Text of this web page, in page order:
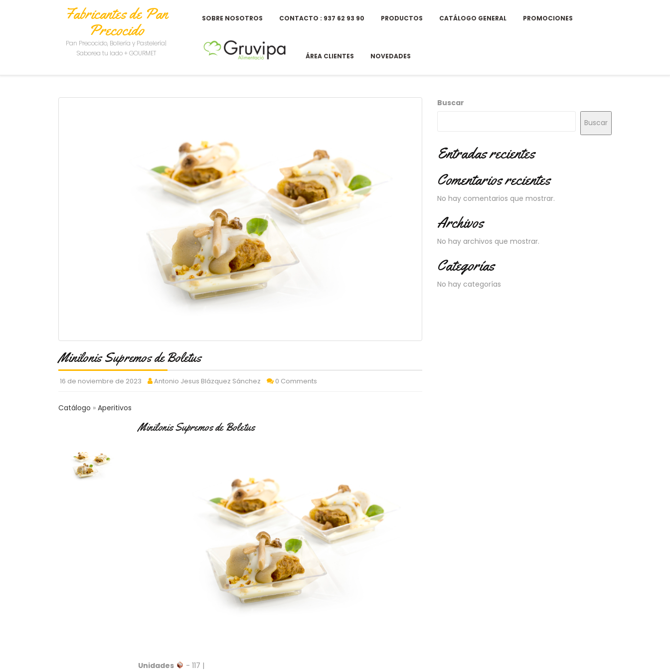
Fabricantes de Pan
Precocido
Pan Precocido, Bollería y Pastelería|
Saborea tu lado + GOURMET
SOBRE NOSOTROS CONTACTO : 937 62 93 90 PRODUCTOS CATÁLOGO GENERAL PROMOCIONES
ÁREA CLIENTES NOVEDADES
Minilonis Supremos de Boletus
16 de noviembre de 2023 Antonio Jesus Blázquez Sánchez 0 Comments
Catálogo Aperitivos
Minilonis Supremos de Boletus
Unidades
- 117 |
Buscar
Buscar
Entradas recientes
Comentarios recientes
No hay comentarios que mostrar.
Archivos
No hay archivos que mostrar.
Categorías
No hay categorías